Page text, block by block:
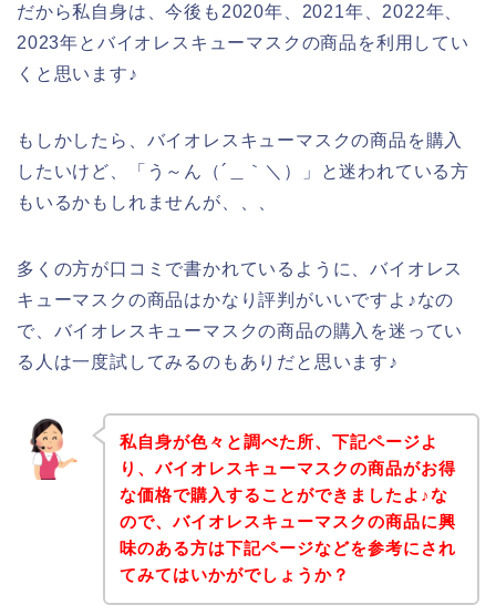
だから私自身は、今後も2020年、2021年、2022年、
2023年とバイオレスキューマスクの商品を利用してい
くと思います♪
もしかしたら、バイオレスキューマスクの商品を購入
したいけど、「う～ん（´＿｀＼）」と迷われている方
もいるかもしれませんが、、、
多くの方が口コミで書かれているように、バイオレス
キューマスクの商品はかなり評判がいいですよ♪なの
で、バイオレスキューマスクの商品の購入を迷ってい
る人は一度試してみるのもありだと思います♪
私自身が色々と調べた所、下記ページよ
り、バイオレスキューマスクの商品がお得
な価格で購入することができましたよ♪な
ので、バイオレスキューマスクの商品に興
味のある方は下記ページなどを参考にされ
てみてはいかがでしょうか？